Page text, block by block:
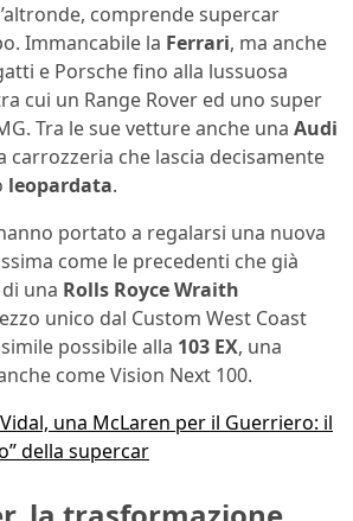
comprende supercar
Immancabile la Ferrari, ma anche
e Porsche fino alla lussuosa
cui un Range Rover ed uno super
Tra le sue vetture anche una Audi
carrozzeria che lascia decisamente
leopardata.
portato a regalarsi una nuova
come le precedenti che già
una Rolls Royce Wraith
unico dal Custom West Coast
possibile alla 103 EX, una
come Vision Next 100.
Vidal, una McLaren per il Guerriero: il
della supercar